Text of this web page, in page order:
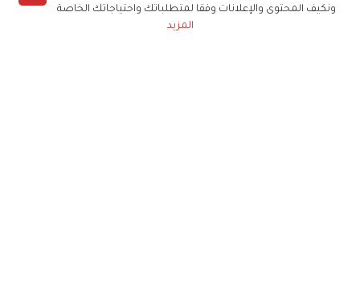
ونكيف المحتوى والإعلانات وفقا لمتطلباتك واحتياجاتك الخاصة
المزيد